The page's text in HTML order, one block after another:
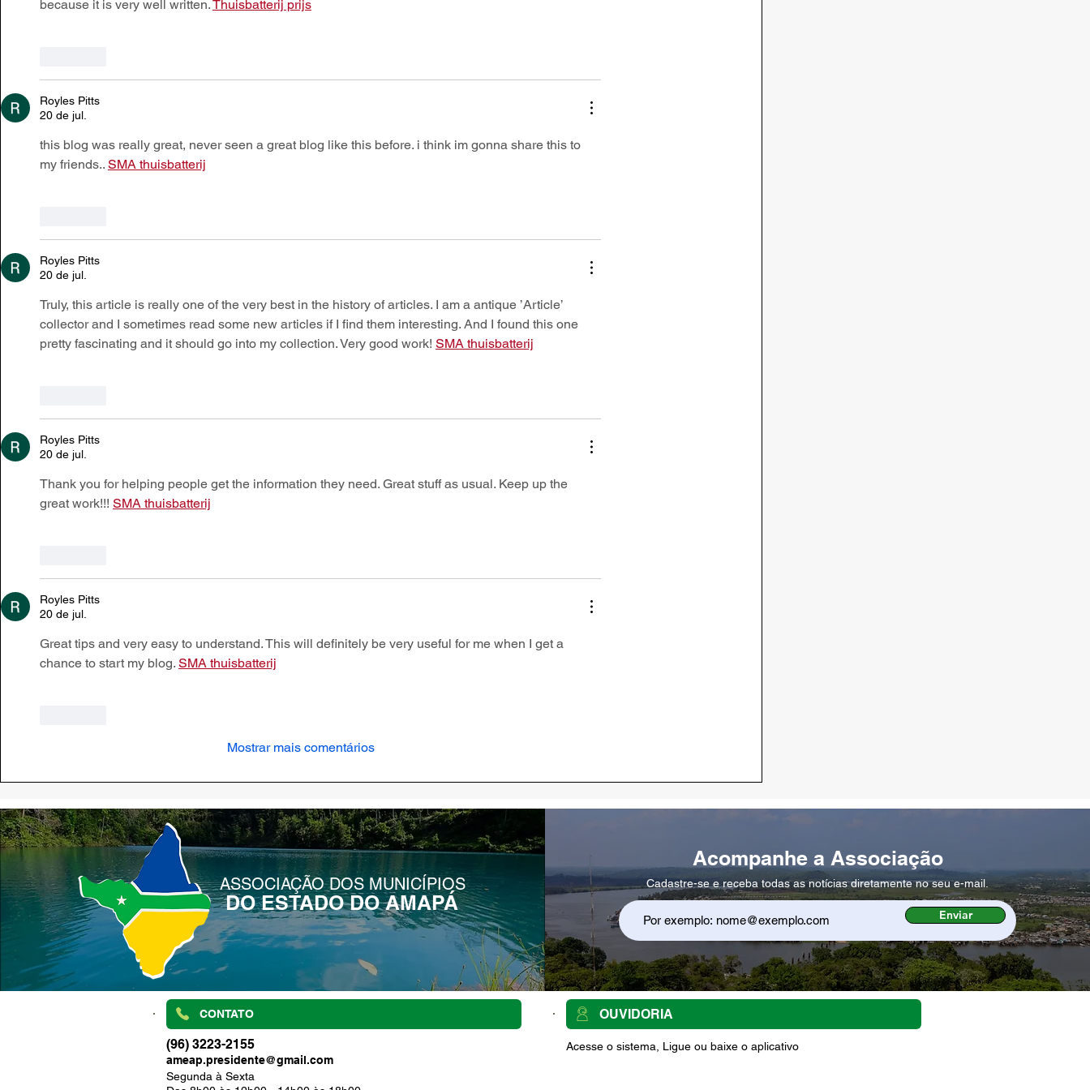
because it is very well written. Thuisbatterij prijs
Royles Pitts
20 de jul.
this blog was really great, never seen a great blog like this before. i think im gonna share this to
my friends.. SMA thuisbatterij
Royles Pitts
20 de jul.
Truly, this article is really one of the very best in the history of articles. I am a antique ’Article’
collector and I sometimes read some new articles if I find them interesting. And I found this one
pretty fascinating and it should go into my collection. Very good work! SMA thuisbatterij
Royles Pitts
20 de jul.
Thank you for helping people get the information they need. Great stuff as usual. Keep up the
great work!!! SMA thuisbatterij
Royles Pitts
20 de jul.
Great tips and very easy to understand. This will definitely be very useful for me when I get a
chance to start my blog. SMA thuisbatterij
Mostrar mais comentários
ASSOCIAÇÃO DOS MUNICÍPIOS
DO ESTADO DO AMAPÁ
Acompanhe a Associação
Cadastre-se e receba todas as notícias diretamente no seu e-mail.
Enviar
(96) 3223-2155
Segunda à Sexta
CONTATO OUVIDORIA
Acesse o sistema, Ligue ou baixe o aplicativo
ameap.presidente@gmail.com